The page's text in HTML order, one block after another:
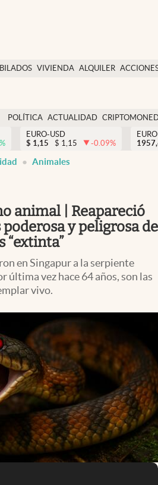
VIVIENDA ALQUILER
POLÍTICA ACTUALIDAD
%
EURO-USD
$ 1,15 $ 1,15 -0.09%
Animales
animal | Reapareció
y peligrosa de
“extinta”
en Singapur a la serpiente
última vez hace 64 años, son las
vivo.